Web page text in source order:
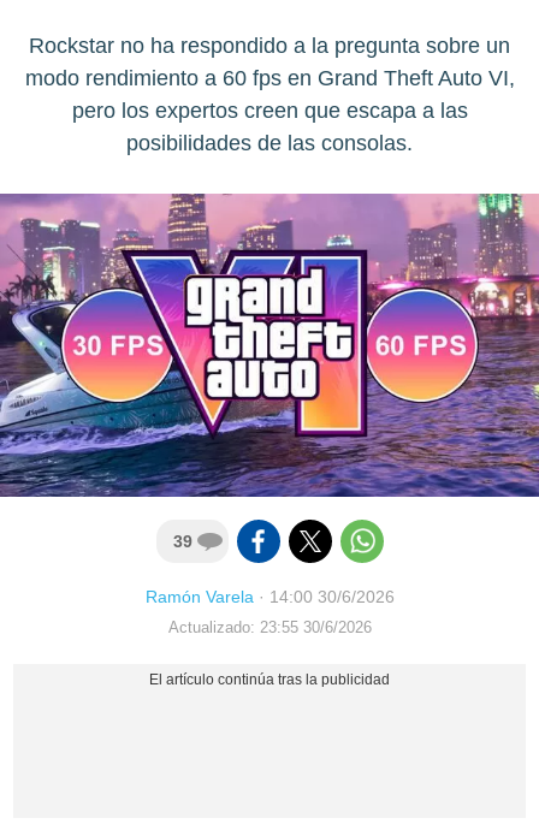
Rockstar no ha respondido a la pregunta sobre un
modo rendimiento a 60 fps en Grand Theft Auto VI,
pero los expertos creen que escapa a las
posibilidades de las consolas.
39
Ramón Varela· 14:00 30/6/2026
Actualizado: 23:55 30/6/2026